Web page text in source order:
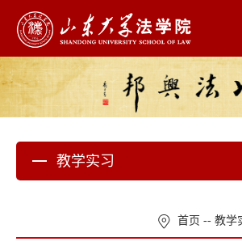
教学实习
首页 -- 教学